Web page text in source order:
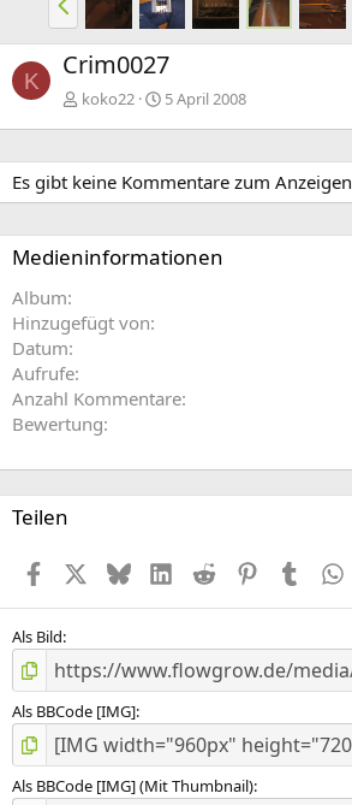
o
r
h
e
g
e
K Crim0027
koko22 5 April 2008
Es gibt keine Kommentare zum Anzeigen
Medieninformationen
Album
Hinzugefügt von
Datum
Aufrufe
Anzahl Kommentare
Bewertung
Teilen
FacebookX (Twitter)
BlueskyLinkedInReddit PinterestTumblr
Als Bild
Als BBCode [IMG]
Als BBCode [IMG] (Mit Thumbnail)